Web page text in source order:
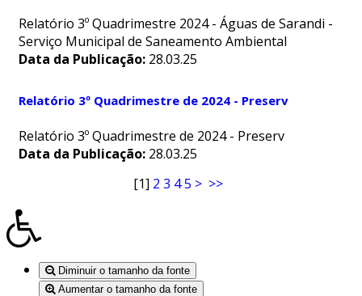
Relatório 3º Quadrimestre 2024 - Águas de Sarandi -
Serviço Municipal de Saneamento Ambiental
Data da Publicação: 28.03.25
Relatório 3º Quadrimestre de 2024 - Preserv
Relatório 3º Quadrimestre de 2024 - Preserv
Data da Publicação: 28.03.25
[1] 2 3 4 5 > >>
Diminuir o tamanho da fonte
Aumentar o tamanho da fonte